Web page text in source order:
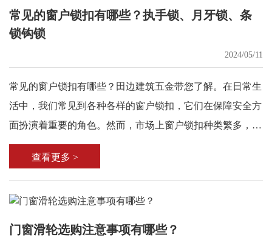
常见的窗户锁扣有哪些？执手锁、月牙锁、条
锁钩锁
2024/05/11
常见的窗户锁扣有哪些？田边建筑五金带您了解。在日常生
活中，我们常见到各种各样的窗户锁扣，它们在保障安全方
面扮演着重要的角色。然而，市场上窗户锁扣种类繁多，其
中执手锁、月牙锁、条锁和钩锁是较为常见的几种。
查看更多 >
门窗滑轮选购注意事项有哪些？